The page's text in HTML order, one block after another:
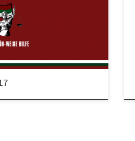
Infos könnt Ihr dem Flyer